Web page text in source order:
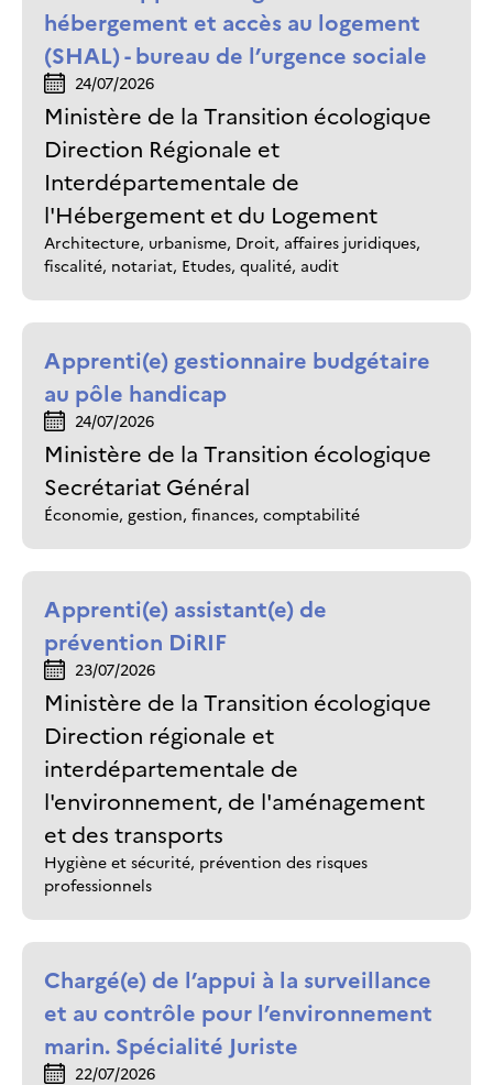
hébergement et accès au logement
(SHAL) - bureau de l’urgence sociale
24/07/2026
Ministère de la Transition écologique
Direction Régionale et
Interdépartementale de
l'Hébergement et du Logement
Architecture, urbanisme, Droit, affaires juridiques,
fiscalité, notariat, Etudes, qualité, audit
Apprenti(e) gestionnaire budgétaire
au pôle handicap
24/07/2026
Ministère de la Transition écologique
Secrétariat Général
Économie, gestion, finances, comptabilité
Apprenti(e) assistant(e) de
prévention DiRIF
23/07/2026
Ministère de la Transition écologique
Direction régionale et
interdépartementale de
l'environnement, de l'aménagement
et des transports
Hygiène et sécurité, prévention des risques
professionnels
Chargé(e) de l’appui à la surveillance
et au contrôle pour l’environnement
marin. Spécialité Juriste
22/07/2026